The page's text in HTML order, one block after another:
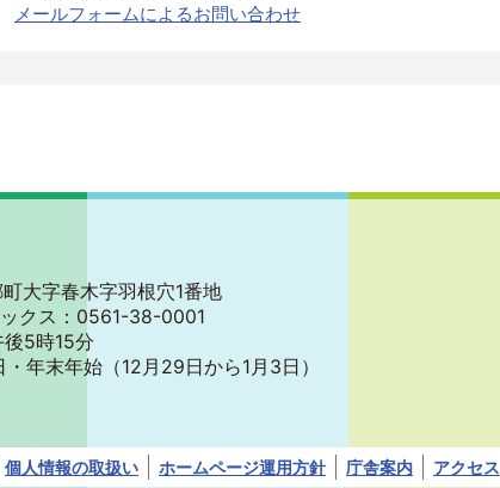
メールフォームによるお問い合わせ
大字春木字羽根穴1番地
クス：0561-38-0001
5時15分
・年末年始 （12月29日から1月3日）
個人情報の取扱い ホームページ運用方針 庁舎案内 アクセス